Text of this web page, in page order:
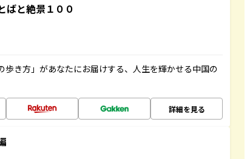
ばと絶景１００
き方」があなたにお届けする、人生を輝かせる中国の
詳細を見る